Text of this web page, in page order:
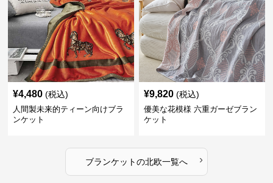
¥4,480 (税込)
人間製未来的ティーン向けブラ
ンケット
¥9,820 (税込)
優美な花模様 六重ガーゼブラン
ケット
ブランケットの北欧一覧へ ›